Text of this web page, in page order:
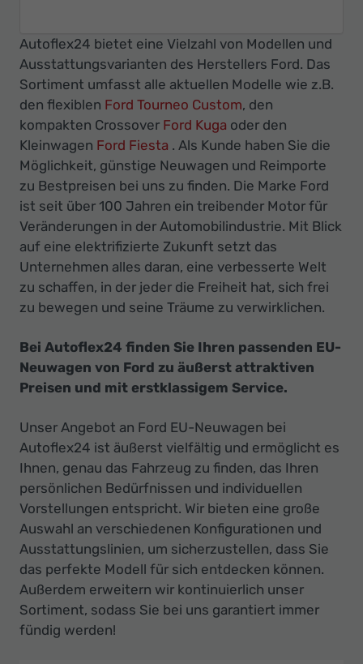
Autoflex24 bietet eine Vielzahl von Modellen und
Ausstattungsvarianten des Herstellers Ford. Das
Sortiment umfasst alle aktuellen Modelle wie z.B.
den flexiblen Ford Tourneo Custom, den
kompakten Crossover Ford Kuga oder den
Kleinwagen Ford Fiesta . Als Kunde haben Sie die
Möglichkeit, günstige Neuwagen und Reimporte
zu Bestpreisen bei uns zu finden. Die Marke Ford
ist seit über 100 Jahren ein treibender Motor für
Veränderungen in der Automobilindustrie. Mit Blick
auf eine elektrifizierte Zukunft setzt das
Unternehmen alles daran, eine verbesserte Welt
zu schaffen, in der jeder die Freiheit hat, sich frei
zu bewegen und seine Träume zu verwirklichen.
Bei Autoflex24 finden Sie Ihren passenden EU-
Neuwagen von Ford zu äußerst attraktiven
Preisen und mit erstklassigem Service.
Unser Angebot an Ford EU-Neuwagen bei
Autoflex24 ist äußerst vielfältig und ermöglicht es
Ihnen, genau das Fahrzeug zu finden, das Ihren
persönlichen Bedürfnissen und individuellen
Vorstellungen entspricht. Wir bieten eine große
Auswahl an verschiedenen Konfigurationen und
Ausstattungslinien, um sicherzustellen, dass Sie
das perfekte Modell für sich entdecken können.
Außerdem erweitern wir kontinuierlich unser
Sortiment, sodass Sie bei uns garantiert immer
fündig werden!